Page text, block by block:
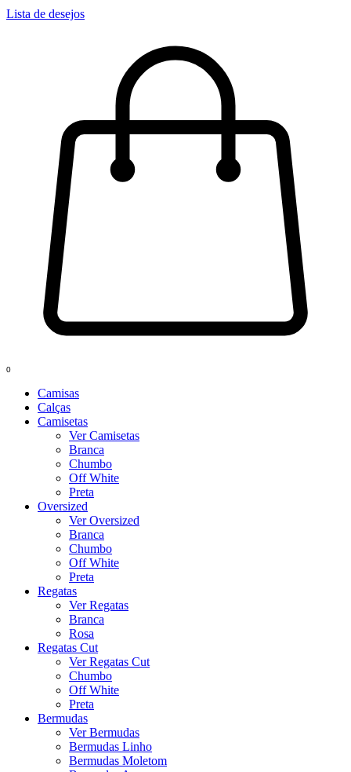
Lista de desejos
0
Camisas
Calças
Camisetas
Ver Camisetas
Branca
Chumbo
Off White
Preta
Oversized
Ver Oversized
Branca
Chumbo
Off White
Preta
Regatas
Ver Regatas
Branca
Rosa
Regatas Cut
Ver Regatas Cut
Chumbo
Off White
Preta
Bermudas
Ver Bermudas
Bermudas Linho
Bermudas Moletom